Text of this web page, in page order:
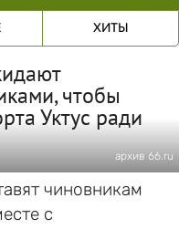
ХИТЫ
чтобы
Уктус ради
архив 66.ru
чиновникам
с